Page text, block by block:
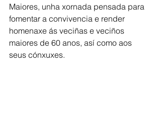
Maiores, unha xornada pensada para
fomentar a convivencia e render
homenaxe ás veciñas e veciños
maiores de 60 anos, así como aos
seus cónxuxes.